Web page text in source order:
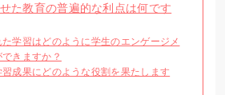
た教育の普遍的な利点は何です
学習はどのように学生のエンゲージメ
きますか？
成果にどのような役割を果たします